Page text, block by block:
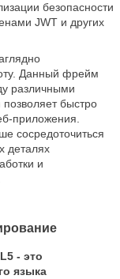
безопасности
JWT и других
Данный фрейм
различными
быстро
приложения.
сосредоточиться
деталях
и
- это
языка